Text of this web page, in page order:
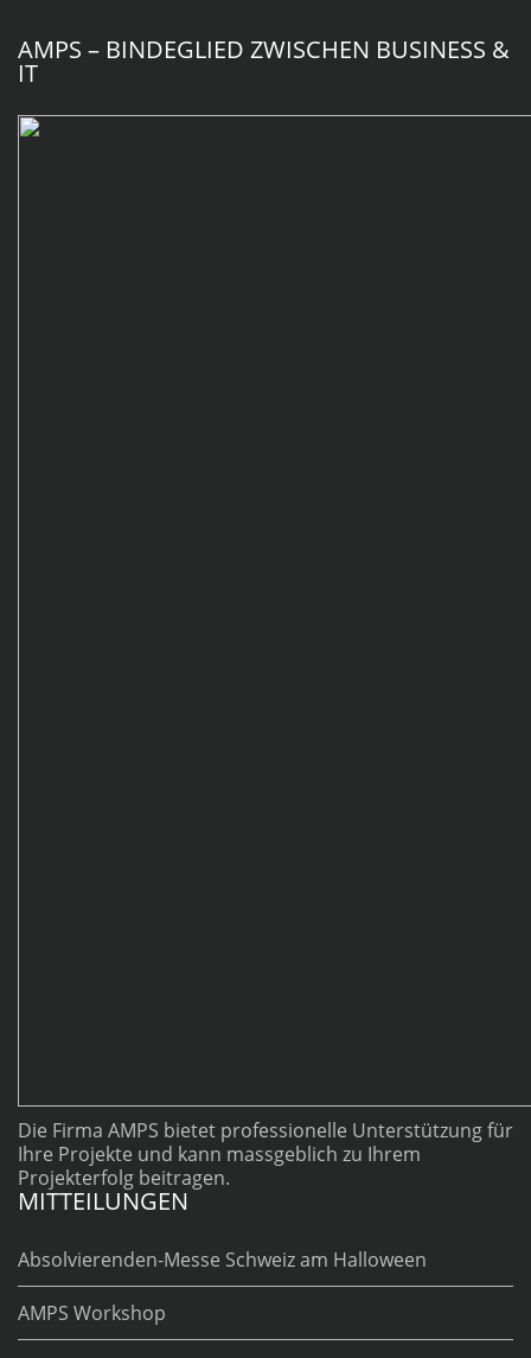
AMPS – BINDEGLIED ZWISCHEN BUSINESS &
IT
Die Firma AMPS bietet professionelle Unterstützung für
Ihre Projekte und kann massgeblich zu Ihrem
Projekterfolg beitragen.
MITTEILUNGEN
Absolvierenden-Messe Schweiz am Halloween
AMPS Workshop